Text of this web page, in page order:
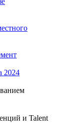
2024
и Talent